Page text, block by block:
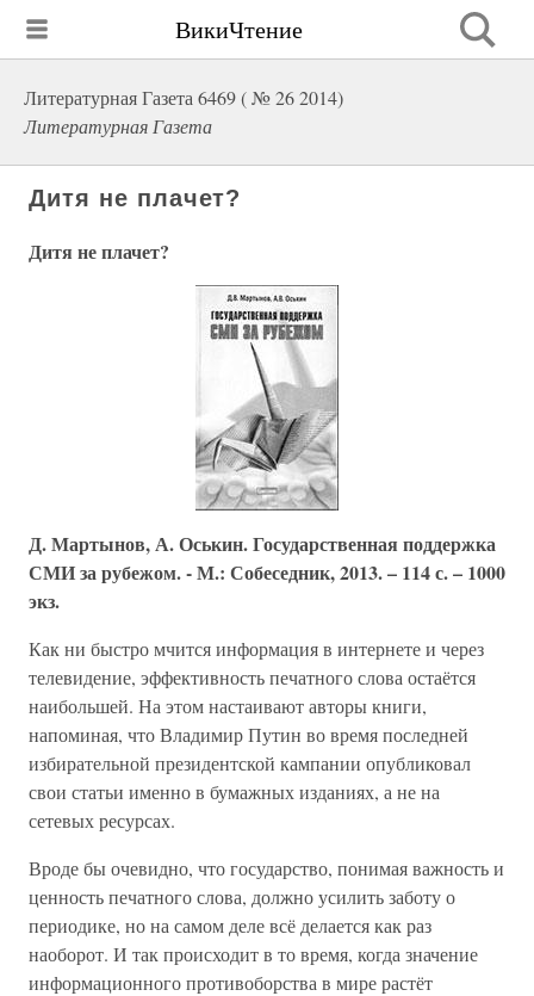
ВикиЧтение
Литературная Газета 6469 ( № 26 2014)
Литературная Газета
Дитя не плачет?
Дитя не плачет?
Д. Мартынов, А. Оськин. Государственная поддержка
СМИ за рубежом. - М.: Собеседник, 2013. – 114 с. – 1000
экз.
Как ни быстро мчится информация в интернете и через
телевидение, эффективность печатного слова остаётся
наибольшей. На этом настаивают авторы книги,
напоминая, что Владимир Путин во время последней
избирательной президентской кампании опубликовал
свои статьи именно в бумажных изданиях, а не на
сетевых ресурсах.
Вроде бы очевидно, что государство, понимая важность и
ценность печатного слова, должно усилить заботу о
периодике, но на самом деле всё делается как раз
наоборот. И так происходит в то время, когда значение
информационного противоборства в мире растёт